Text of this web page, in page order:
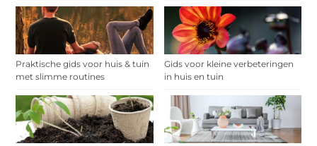
Praktische gids voor huis & tuin
met slimme routines
Gids voor kleine verbeteringen
in huis en tuin